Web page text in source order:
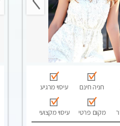
חניה חינם עיסוי מרגיע
מקום פרטי עיסוי מקצועי